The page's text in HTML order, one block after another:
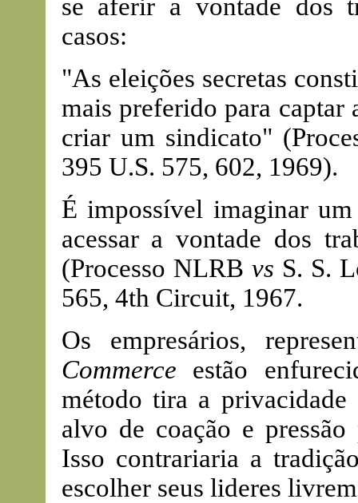
se aferir a vontade dos
casos:
"As eleições secretas
mais preferido para captar
criar um sindicato"
395 U.S. 575, 602, 1969).
É impossível imaginar
acessar a vontade dos
(Processo NLRB vs S. S.
565, 4th Circuit, 1967.
Os empresários,
Commerce estão
método tira a
alvo de coação e
Isso contrariaria a
escolher seus lideres